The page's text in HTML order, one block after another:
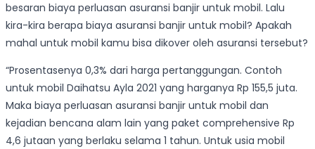
besaran biaya perluasan asuransi banjir untuk mobil. Lalu
kira-kira berapa biaya asuransi banjir untuk mobil? Apakah
mahal untuk mobil kamu bisa dikover oleh asuransi tersebut?
“Prosentasenya 0,3% dari harga pertanggungan. Contoh
untuk mobil Daihatsu Ayla 2021 yang harganya Rp 155,5 juta.
Maka biaya perluasan asuransi banjir untuk mobil dan
kejadian bencana alam lain yang paket comprehensive Rp
4,6 jutaan yang berlaku selama 1 tahun. Untuk usia mobil